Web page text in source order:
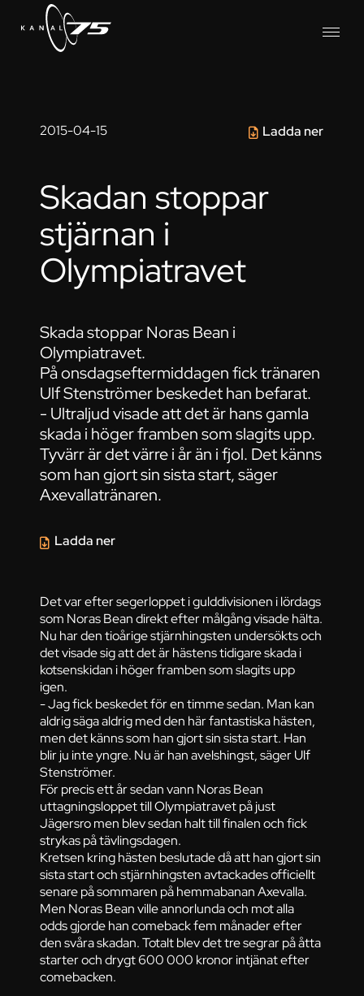
2015-04-15 Ladda ner
Skadan stoppar
stjärnan i
Olympiatravet
Skada stoppar Noras Bean i
Olympiatravet.
På onsdagseftermiddagen fick tränaren
Ulf Stenströmer beskedet han befarat.
- Ultraljud visade att det är hans gamla
skada i höger framben som slagits upp.
Tyvärr är det värre i år än i fjol. Det känns
som han gjort sin sista start, säger
Axevallatränaren.
Det var efter segerloppet i gulddivisionen i lördags
som Noras Bean direkt efter målgång visade hälta.
Nu har den tioårige stjärnhingsten undersökts och
det visade sig att det är hästens tidigare skada i
kotsenskidan i höger framben som slagits upp
igen.
- Jag fick beskedet för en timme sedan. Man kan
aldrig säga aldrig med den här fantastiska hästen,
men det känns som han gjort sin sista start. Han
blir ju inte yngre. Nu är han avelshingst, säger Ulf
Stenströmer.
För precis ett år sedan vann Noras Bean
uttagningsloppet till Olympiatravet på just
Jägersro men blev sedan halt till finalen och fick
strykas på tävlingsdagen.
Kretsen kring hästen beslutade då att han gjort sin
sista start och stjärnhingsten avtackades officiellt
senare på sommaren på hemmabanan Axevalla.
Men Noras Bean ville annorlunda och mot alla
odds gjorde han comeback fem månader efter
den svåra skadan. Totalt blev det tre segrar på åtta
starter och drygt 600 000 kronor intjänat efter
comebacken.
Ladda ner